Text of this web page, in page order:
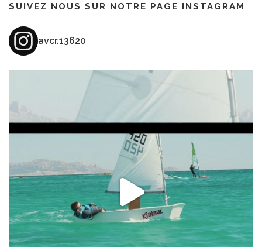
SUIVEZ NOUS SUR NOTRE PAGE INSTAGRAM
avcr.13620